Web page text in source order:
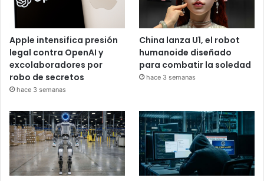
Apple intensifica presión
legal contra OpenAI y
excolaboradores por
robo de secretos
hace 3 semanas
China lanza U1, el robot
humanoide diseñado
para combatir la soledad
hace 3 semanas